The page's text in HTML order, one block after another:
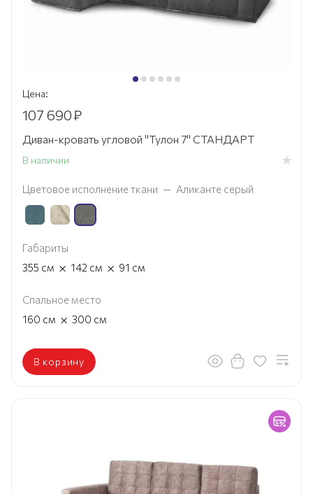
Цена:
107 690₽
Диван-кровать угловой "Тулон 7" СТАНДАРТ
В наличии
Цветовое исполнение ткани — Аликанте серый
Габариты
355 см × 142 см × 91 см
Спальное место
160 см × 300 см
В корзину